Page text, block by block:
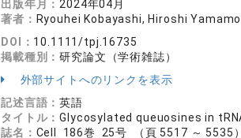
出版年月： 2024年04月
著者： Ryouhei Kobayashi, Hiroshi
DOI： 10.1111/tpj.16735
掲載種別：研究論文（学術雑誌）
外部サイトへのリンクを表示
記述言語：英語
タイトル：Glycosylated queuosines in
誌名： Cell 186巻 25号 （頁 5517 ～ 5535）